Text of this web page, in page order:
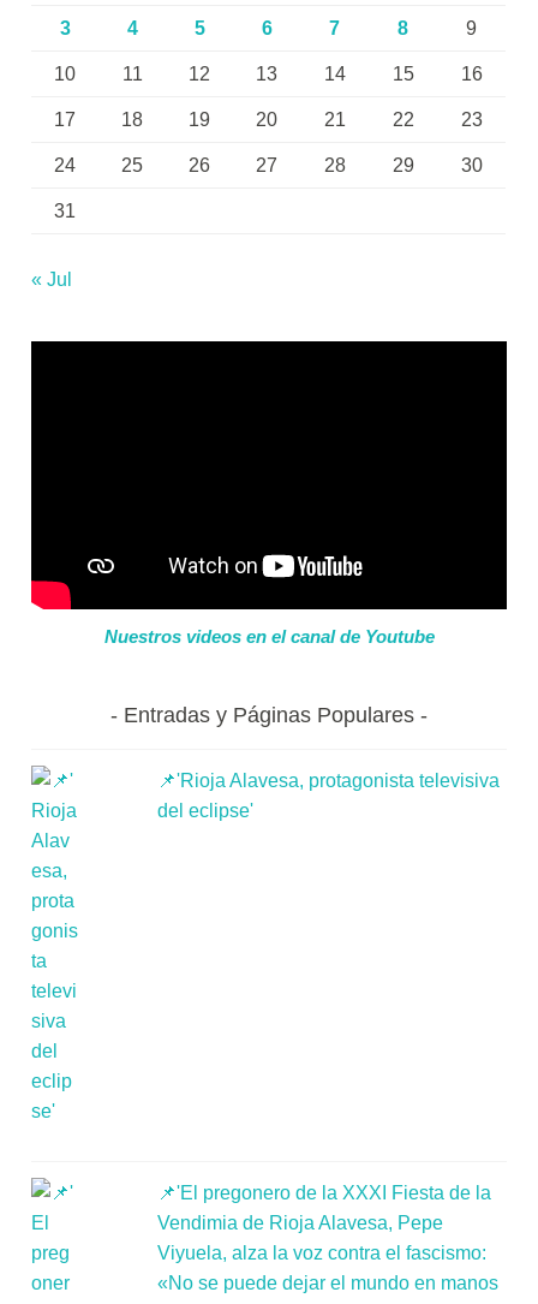
3 4 5 6 7 8 9
10 11 12 13 14 15 16
17 18 19 20 21 22 23
24 25 26 27 28 29 30
31
« Jul
Nuestros videos en el canal de Youtube
Entradas y Páginas Populares
📌'Rioja Alavesa, protagonista televisiva
del eclipse'
📌'El pregonero de la XXXI Fiesta de la
Vendimia de Rioja Alavesa, Pepe
Viyuela, alza la voz contra el fascismo:
«No se puede dejar el mundo en manos